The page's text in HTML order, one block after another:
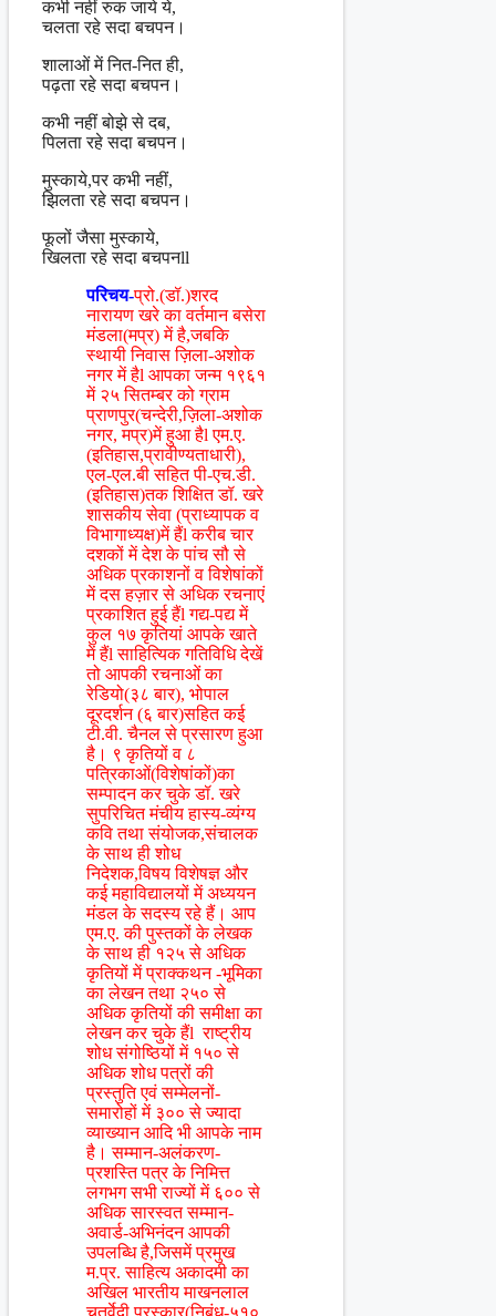
कभी नहीं रुक जाये ये,
चलता रहे सदा बचपन।
शालाओं में नित-नित ही,
पढ़ता रहे सदा बचपन।
कभी नहीं बोझे से दब,
पिलता रहे सदा बचपन।
मुस्काये,पर कभी नहीं,
झिलता रहे सदा बचपन।
फूलों जैसा मुस्काये,
खिलता रहे सदा बचपनll
परिचय-प्रो.(डॉ.)शरद
नारायण खरे का वर्तमान बसेरा
मंडला(मप्र) में है,जबकि
स्थायी निवास ज़िला-अशोक
नगर में हैl आपका जन्म १९६१
में २५ सितम्बर को ग्राम
प्राणपुर(चन्देरी,ज़िला-अशोक
नगर, मप्र)में हुआ हैl एम.ए.
(इतिहास,प्रावीण्यताधारी),
एल-एल.बी सहित पी-एच.डी.
(इतिहास)तक शिक्षित डॉ. खरे
शासकीय सेवा (प्राध्यापक व
विभागाध्यक्ष)में हैंl करीब चार
दशकों में देश के पांच सौ से
अधिक प्रकाशनों व विशेषांकों
में दस हज़ार से अधिक रचनाएं
प्रकाशित हुई हैंl गद्य-पद्य में
कुल १७ कृतियां आपके खाते
में हैंl साहित्यिक गतिविधि देखें
तो आपकी रचनाओं का
रेडियो(३८ बार), भोपाल
दूरदर्शन (६ बार)सहित कई
टी.वी. चैनल से प्रसारण हुआ
है। ९ कृतियों व ८
पत्रिकाओं(विशेषांकों)का
सम्पादन कर चुके डॉ. खरे
सुपरिचित मंचीय हास्य-व्यंग्य
कवि तथा संयोजक,संचालक
के साथ ही शोध
निदेशक,विषय विशेषज्ञ और
कई महाविद्यालयों में अध्ययन
मंडल के सदस्य रहे हैं। आप
एम.ए. की पुस्तकों के लेखक
के साथ ही १२५ से अधिक
कृतियों में प्राक्कथन -भूमिका
का लेखन तथा २५० से
अधिक कृतियों की समीक्षा का
लेखन कर चुके हैंl राष्ट्रीय
शोध संगोष्ठियों में १५० से
अधिक शोध पत्रों की
प्रस्तुति एवं सम्मेलनों-
समारोहों में ३०० से ज्यादा
व्याख्यान आदि भी आपके नाम
है। सम्मान-अलंकरण-
प्रशस्ति पत्र के निमित्त
लगभग सभी राज्यों में ६०० से
अधिक सारस्वत सम्मान-
अवार्ड-अभिनंदन आपकी
उपलब्धि है,जिसमें प्रमुख
म.प्र. साहित्य अकादमी का
अखिल भारतीय माखनलाल